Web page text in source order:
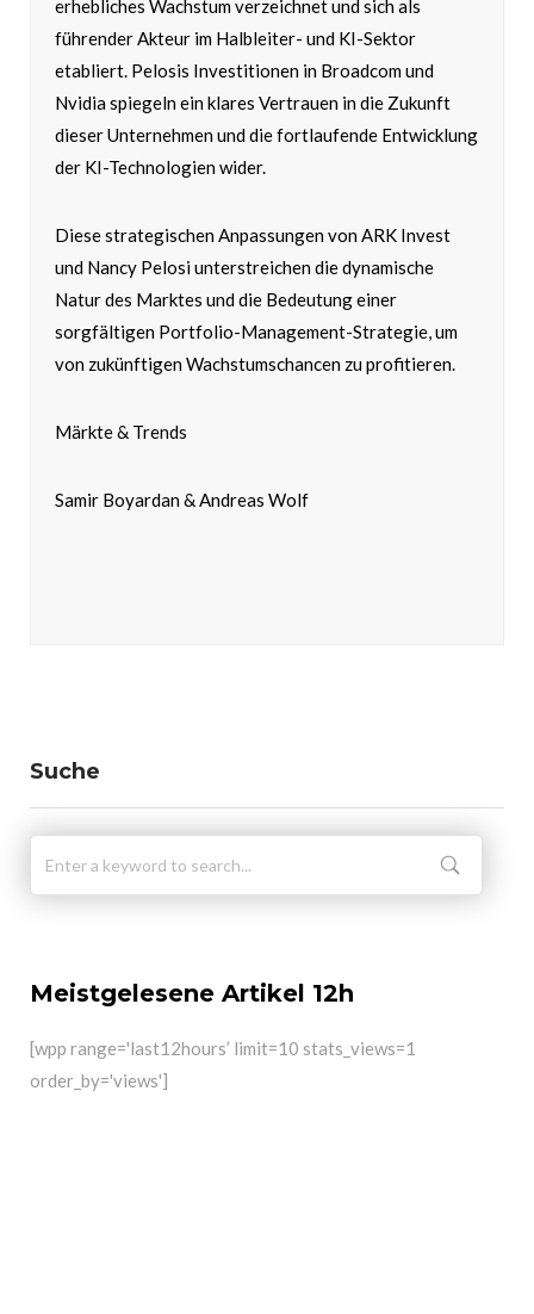
erhebliches Wachstum verzeichnet und sich als
führender Akteur im Halbleiter- und KI-Sektor
etabliert. Pelosis Investitionen in Broadcom und
Nvidia spiegeln ein klares Vertrauen in die Zukunft
dieser Unternehmen und die fortlaufende Entwicklung
der KI-Technologien wider.
Diese strategischen Anpassungen von ARK Invest
und Nancy Pelosi unterstreichen die dynamische
Natur des Marktes und die Bedeutung einer
sorgfältigen Portfolio-Management-Strategie, um
von zukünftigen Wachstumschancen zu profitieren.
Märkte & Trends
Samir Boyardan & Andreas Wolf
Suche
Meistgelesene Artikel 12h
[wpp range='last12hours’ limit=10 stats_views=1
order_by='views']